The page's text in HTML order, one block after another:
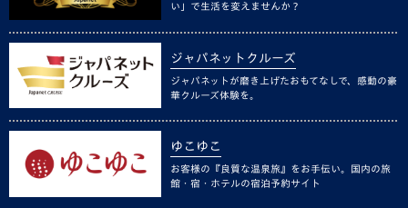
い」で生活を変えませんか？
ジャパネットクルーズ
ジャパネットが磨き上げたおもてなしで、感動の豪
華クルーズ体験を。
ゆこゆこ
お客様の『良質な温泉旅』をお手伝い。国内の旅
館・宿・ホテルの宿泊予約サイト